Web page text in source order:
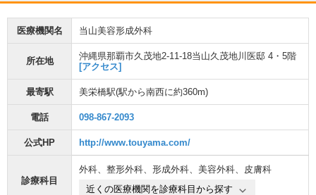
医療機関名 当山美容形成外科
所在地
沖縄県那覇市久茂地2-11-18当山久茂地川医邸 4・5階
[アクセス]
最寄駅 美栄橋駅(駅から南西に約360m)
電話 098-867-2093
公式HP http://www.touyama.com/
診療科目
外科、 整形外科、 形成外科、 美容外科、 皮膚科
近くの医療機関を診療科目から探す